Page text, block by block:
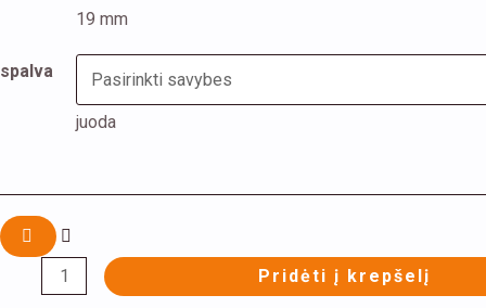
19 mm
spalva
juoda
Pridėti į krepšelį